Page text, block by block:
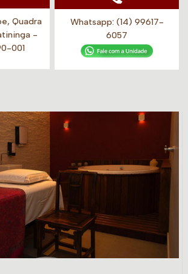
Quadra
-
001
Whatsapp: (14) 99617-
6057